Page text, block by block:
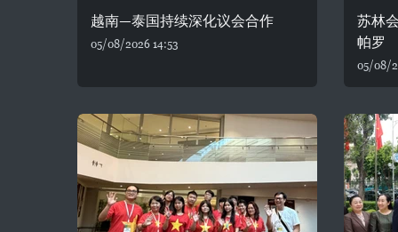
越南—泰国持续深化议会合作
05/08/2026 14:53
苏林
帕罗
05/08/